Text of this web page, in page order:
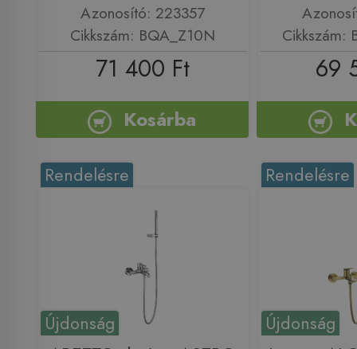
Azonosító: 223357
Cikkszám: BQA_Z10N
71 400 Ft
Kosárba
Cikkszám:
69
Újdonság
Rendelésre
Újdonság
Rendelésre